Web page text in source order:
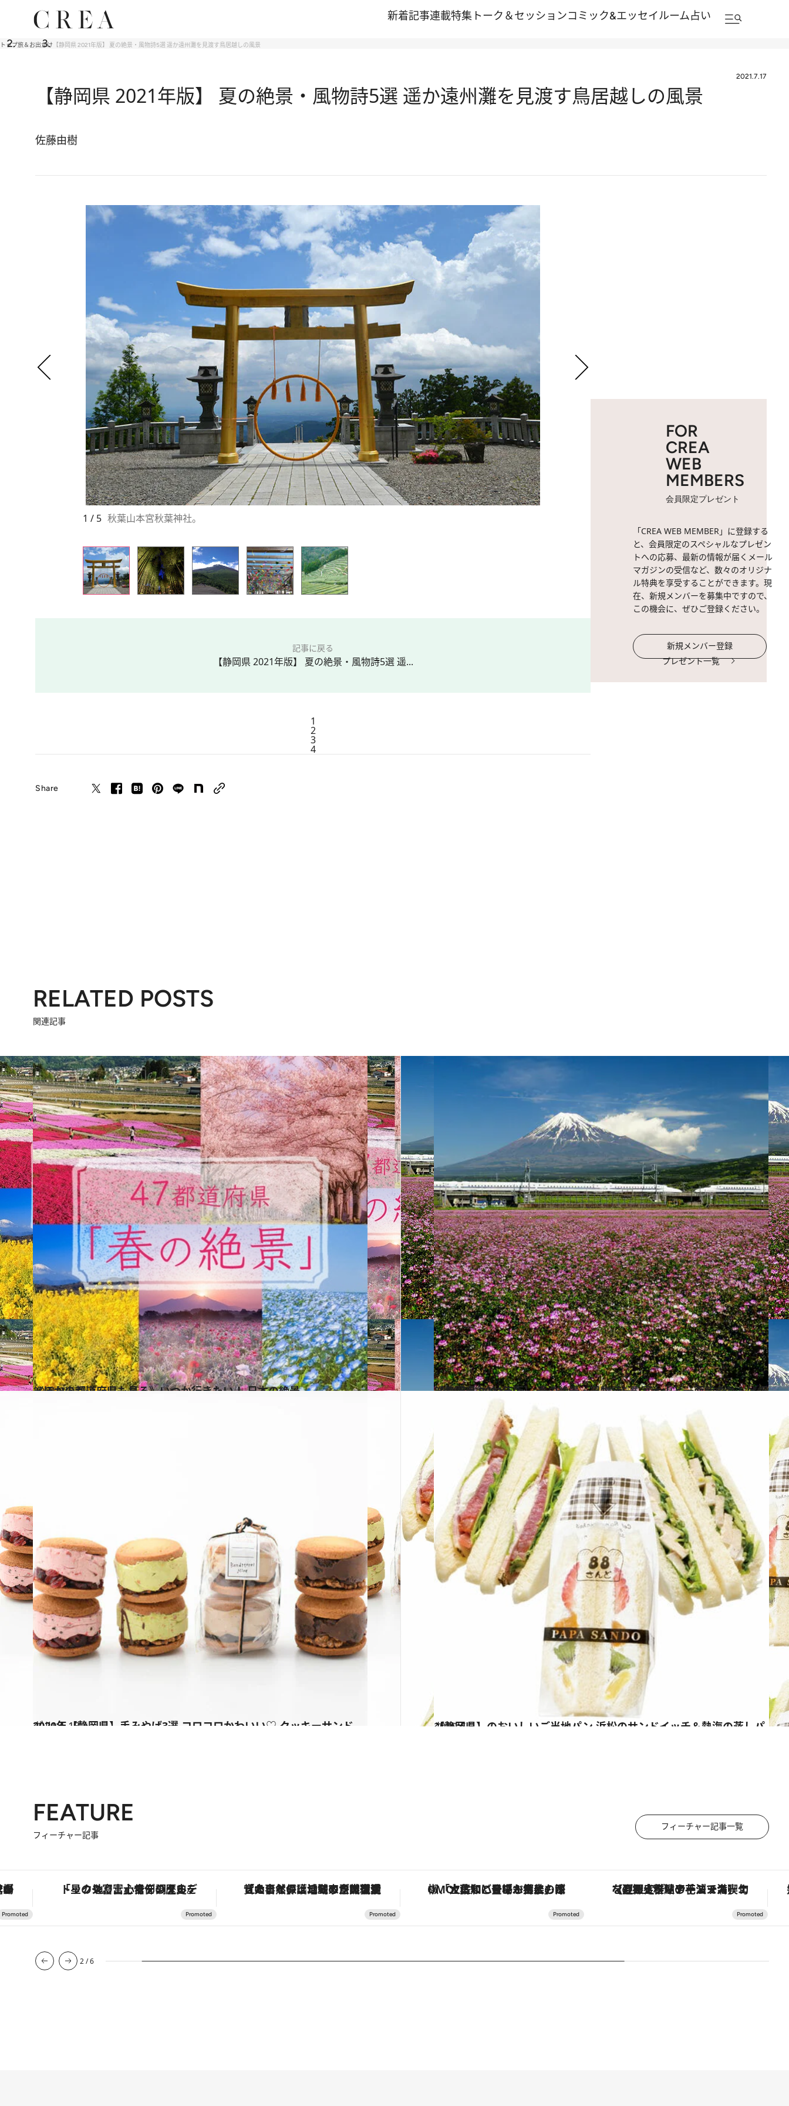
新着記事連載特集 トーク＆セッションコミック&エッセイルーム占い
トップ旅＆お出かけ 【静岡県 2021年版】 夏の絶景・風物詩5選 遥か遠州灘を見渡す鳥居越しの風景
2021.7.17
【静岡県 2021年版】 夏の絶景・風物詩5選 遥か遠州灘を見渡す鳥居越しの風景
佐藤由樹
1 / 5 秋葉山本宮秋葉神社。
記事に戻る
【静岡県 2021年版】 夏の絶景・風物詩5選 遥...
1
2
3
4
Share
FOR
CREA
WEB
MEMBERS
会員限定プレゼント
「CREA WEB MEMBER」に登録する
と、会員限定のスペシャルなプレゼン
トへの応募、最新の情報が届くメール
マガジンの受信など、数々のオリジナ
ル特典を享受することができます。現
在、新規メンバーを募集中ですので、
この機会に、ぜひご登録ください。
新規メンバー登録
プレゼント一覧
RELATED POSTS
関連記事
2021.3.5
《ほかの都道府県も見る》いつか行きたい！ 日本の絶景
旅＆お出かけ 2021.3.29
【静岡県 2021年版】 春の絶景・風物詩5選 富士山と一面紫のれんげ畑
旅＆お出かけ
2021.1.18
2020年【静岡県】手みやげ3選 コロコロかわいい♡ クッキーサンド
グルメ 2019.6.2
【静岡県】のおいしいご当地パン 浜松のサンドイッチ＆熱海の蒸しパン
グルメ
FEATURE
フィーチャー記事
フィーチャー記事一覧
える。 「大事なのは地域の意識を変えること」。ロレックス賞受賞の自然保護活動家が実現させたナイジェリアの自然環境の復活 「土佐和ハーブかき氷」がOMO7高知に登場！生姜、山椒、大葉など目にも舌にも涼を呼ぶ郷土の味 【夏限定ディナーコース】旬を迎える稚鮎や花ズッキーニなどをイタリア・トスカーナの郷土料理の手法で満喫！ 【銀座で出合う最旬美容】美髪ケアや上質な眠り…セルフケアのアップデートから、特別な名入れギフトまで。大人のための「ReFa GINZA」クルーズ
3/6